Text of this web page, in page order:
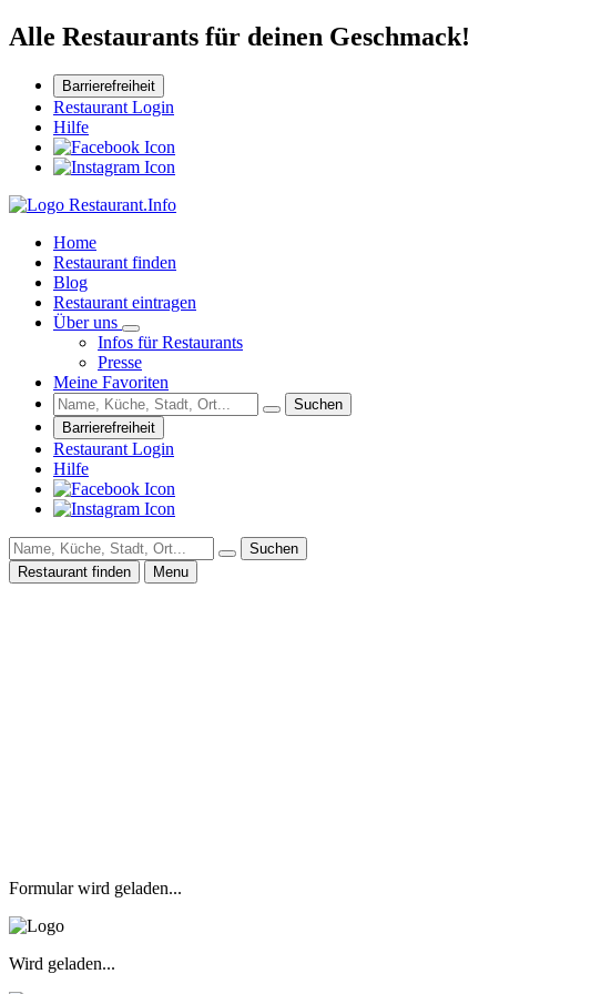
Alle Restaurants für deinen Geschmack!
Barrierefreiheit
Restaurant Login
Hilfe
Home
Restaurant finden
Blog
Restaurant eintragen
Über uns
Infos für Restaurants
Presse
Meine Favoriten
Suchen
Barrierefreiheit
Restaurant Login
Hilfe
Suchen
Restaurant finden
Menu
Formular wird geladen...
Wird geladen...